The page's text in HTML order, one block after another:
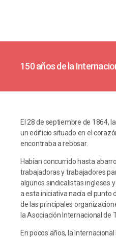
150 años de la
El 28 de septiembre de 1864,
un edificio situado en el
encontraba a rebosar.
Habían concurrido hasta
trabajadoras y trabajadores
algunos sindicalistas ingleses
a esta iniciativa nacía el punto
de las principales
la Asociación Internacional de
En pocos años, la